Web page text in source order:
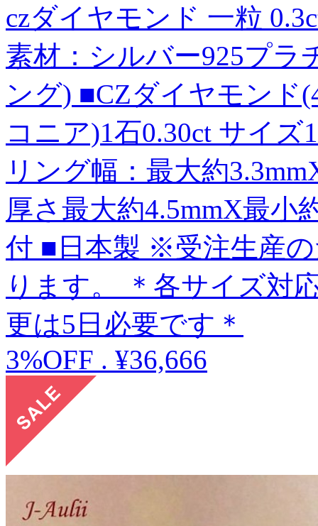
czダイヤモンド 一粒
素材：シルバー925プラ
ング) ■CZダイヤモンド
コニア)1石0.30ct サイズ
リング幅：最大約
厚さ最大約4.5mmX最
付 ■日本製 ※受注生産
ります。 ＊各サイズ対
更は5日必要です＊
3%OFF . ¥36,666